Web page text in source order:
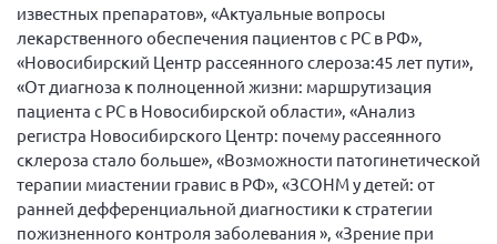
Первый съезд
Второй съезд
Третий съезд
Четвертый съезд
Пятый съезд
Шестой съезд
ОФ «Фонд содействия больным рассеянным
склерозом»
Новости: Казахстан
известных препаратов», «Актуальные вопросы
лекарственного обеспечения пациентов с РС в РФ»,
«Новосибирский Центр рассеянного слероза:45 лет пути»,
«От диагноза к полноценной жизни: маршрутизация
пациента с РС в Новосибирской области», «Анализ
регистра Новосибирского Центр: почему рассеянного
склероза стало больше», «Возможности патогинетической
терапии миастении гравис в РФ», «ЗСОНМ у детей: от
ранней дефференциальной диагностики к стратегии
пожизненного контроля заболевания », «Зрение при